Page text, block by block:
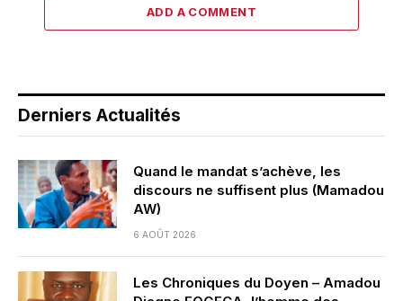
ADD A COMMENT
Derniers Actualités
Quand le mandat s’achève, les
discours ne suffisent plus (Mamadou
AW)
6 AOÛT 2026
Les Chroniques du Doyen – Amadou